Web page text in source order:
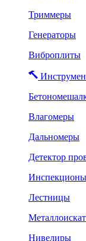
Триммеры
Генераторы
Виброплиты
Влагомеры
Дальномеры
Детектор
Лестницы
Нивелиры